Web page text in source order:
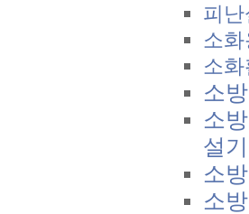
피
소
소
소
소
설
소
소